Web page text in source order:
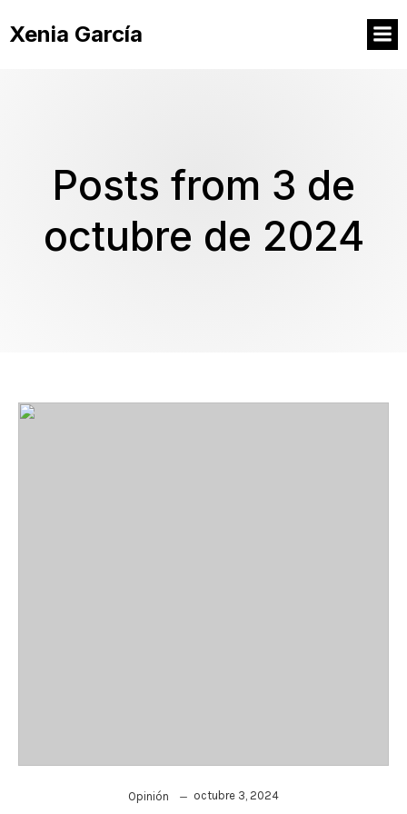
Xenia García
Posts from 3 de
octubre de 2024
Opinión octubre 3, 2024